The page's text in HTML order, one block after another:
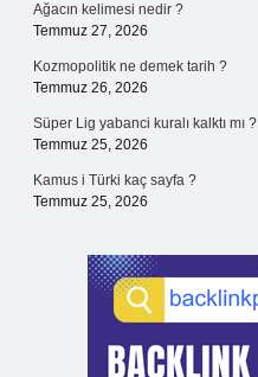
Ağacın kelimesi nedir ?
Temmuz 27, 2026
Kozmopolitik ne demek tarih ?
Temmuz 26, 2026
Süper Lig yabanci kuralı kalktı mı ?
Temmuz 25, 2026
Kamus i Türki kaç sayfa ?
Temmuz 25, 2026